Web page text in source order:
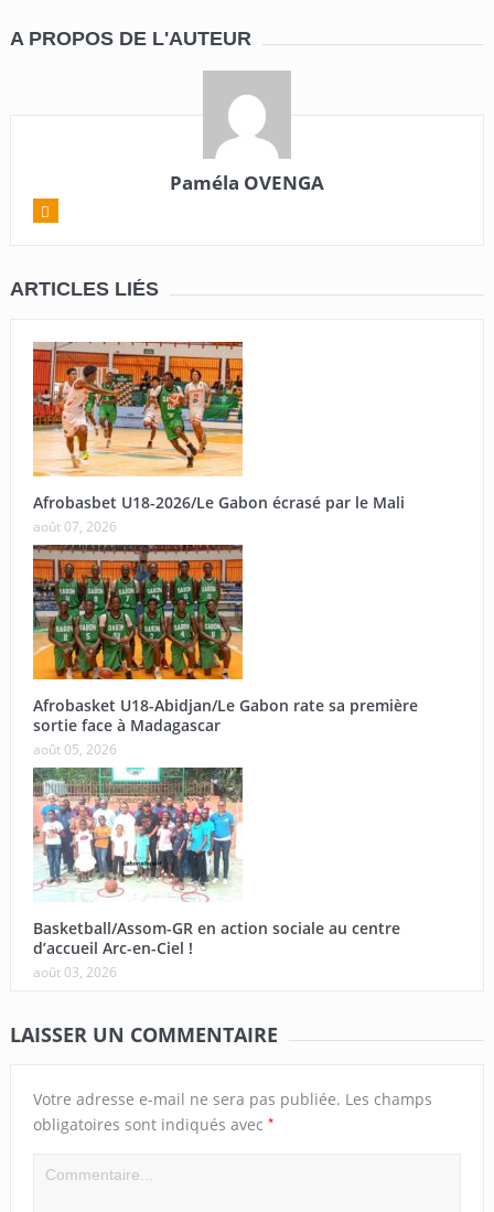
A PROPOS DE L'AUTEUR
Paméla OVENGA
ARTICLES LIÉS
Afrobasbet U18-2026/Le Gabon écrasé par le Mali
août 07, 2026
Afrobasket U18-Abidjan/Le Gabon rate sa première
sortie face à Madagascar
août 05, 2026
Basketball/Assom-GR en action sociale au centre
d’accueil Arc-en-Ciel !
août 03, 2026
LAISSER UN COMMENTAIRE
Votre adresse e-mail ne sera pas publiée. Les champs
obligatoires sont indiqués avec *